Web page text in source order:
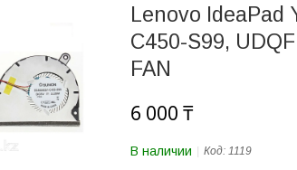
Lenovo IdeaPad
C450-S99,
FAN
6 000 ₸
В наличии Код: 1119